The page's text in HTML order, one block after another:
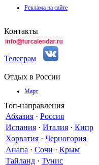
Реклама на сайте
Контакты
Телеграм
Отдых в России
Март
Топ-направления
Абхазия · Россия
Испания · Италия · Кипр
Хорватия · Черногория
Анапа · Сочи · Крым
Тайланд · Тунис